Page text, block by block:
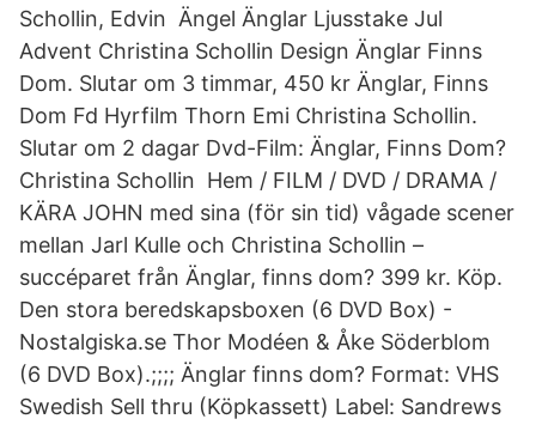
Schollin, Edvin Ängel Änglar Ljusstake Jul
Advent Christina Schollin Design Änglar Finns
Dom. Slutar om 3 timmar, 450 kr Änglar, Finns
Dom Fd Hyrfilm Thorn Emi Christina Schollin.
Slutar om 2 dagar Dvd-Film: Änglar, Finns Dom?
Christina Schollin Hem / FILM / DVD / DRAMA /
KÄRA JOHN med sina (för sin tid) vågade scener
mellan Jarl Kulle och Christina Schollin –
succéparet från Änglar, finns dom? 399 kr. Köp.
Den stora beredskapsboxen (6 DVD Box) -
Nostalgiska.se Thor Modéen & Åke Söderblom
(6 DVD Box).;;;; Änglar finns dom? Format: VHS
Swedish Sell thru (Köpkassett) Label: Sandrews